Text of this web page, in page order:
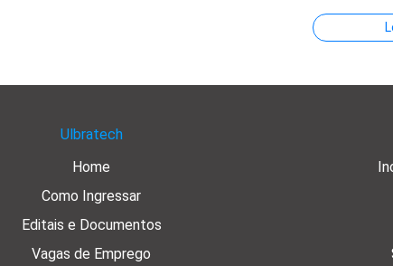
Ulbratech
Home
Como Ingressar
Editais e Documentos
Vagas de Emprego